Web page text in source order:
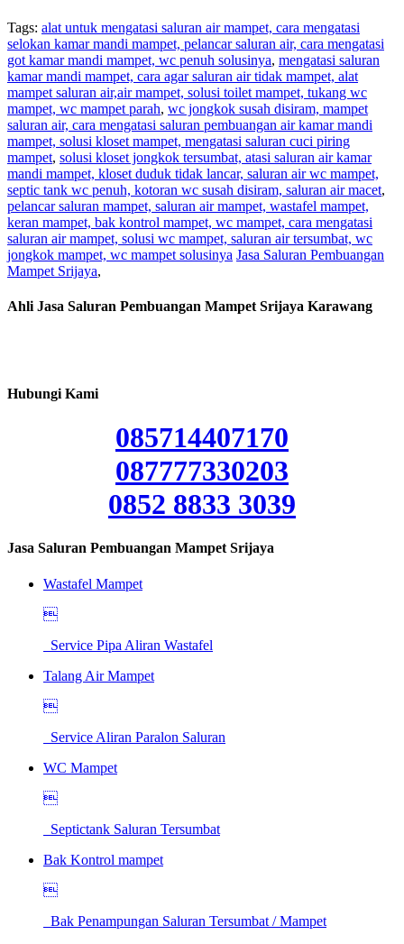
Tags: alat untuk mengatasi saluran air mampet, cara mengatasi
selokan kamar mandi mampet, pelancar saluran air, cara mengatasi
got kamar mandi mampet, wc penuh solusinya, mengatasi saluran
kamar mandi mampet, cara agar saluran air tidak mampet, alat
mampet saluran air,air mampet, solusi toilet mampet, tukang wc
mampet, wc mampet parah, wc jongkok susah disiram, mampet
saluran air, cara mengatasi saluran pembuangan air kamar mandi
mampet, solusi kloset mampet, mengatasi saluran cuci piring
mampet, solusi kloset jongkok tersumbat, atasi saluran air kamar
mandi mampet, kloset duduk tidak lancar, saluran air wc mampet,
septic tank wc penuh, kotoran wc susah disiram, saluran air macet,
pelancar saluran mampet, saluran air mampet, wastafel mampet,
keran mampet, bak kontrol mampet, wc mampet, cara mengatasi
saluran air mampet, solusi wc mampet, saluran air tersumbat, wc
jongkok mampet, wc mampet solusinya Jasa Saluran Pembuangan
Mampet Srijaya,
Ahli Jasa Saluran Pembuangan Mampet Srijaya Karawang
Hubungi Kami
085714407170
087777330203
0852 8833 3039
Jasa Saluran Pembuangan Mampet Srijaya
Wastafel Mampet

Service Pipa Aliran Wastafel
Talang Air Mampet

Service Aliran Paralon Saluran
WC Mampet

Septictank Saluran Tersumbat
Bak Kontrol mampet

Bak Penampungan Saluran Tersumbat / Mampet